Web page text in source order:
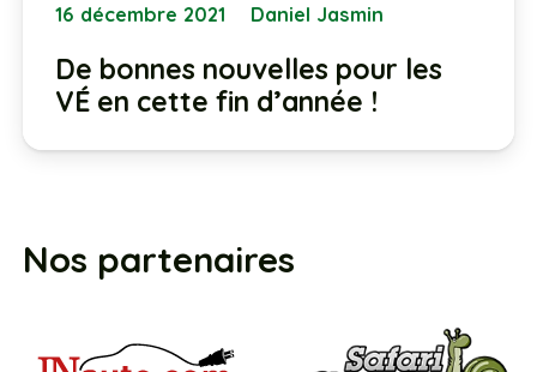
16 décembre 2021 Daniel Jasmin
De bonnes nouvelles pour les
VÉ en cette fin d’année !
Nos partenaires